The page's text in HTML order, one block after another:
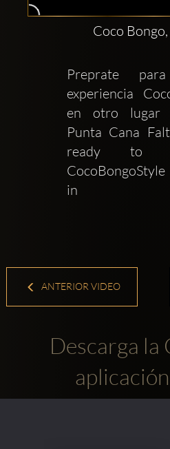
Coco
Preprate
experiencia
en otro lugar
Punta Cana
ready to
in
ANTERIOR VIDEO
Descarga la